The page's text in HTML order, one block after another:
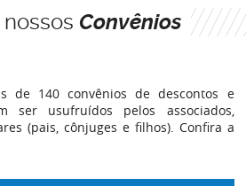
Convênios
de 140 convênios de descontos e
ser usufruídos pelos associados,
(pais, cônjuges e filhos). Confira a